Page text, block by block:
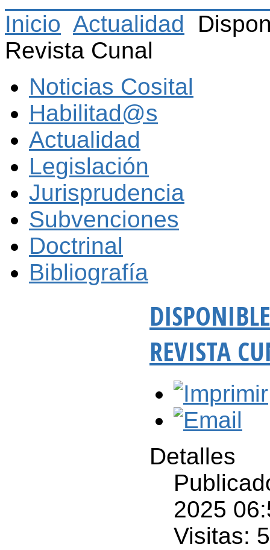
Inicio Actualidad
Revista Cunal
Noticias Cosital
Habilitad@s
Actualidad
Legislación
Jurisprudencia
Subvenciones
Doctrinal
Bibliografía
REVISTA
Detalles
2025
Visitas: